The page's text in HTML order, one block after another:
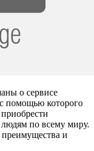
о сервисе
помощью которого
по всему миру.
преимущества и